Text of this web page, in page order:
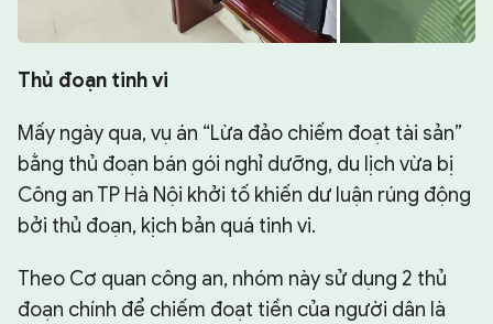
Thủ đoạn tinh vi
Mấy ngày qua, vụ án “Lừa đảo chiếm đoạt tài sản”
bằng thủ đoạn bán gói nghỉ dưỡng, du lịch vừa bị
Công an TP Hà Nội khởi tố khiến dư luận rúng động
bởi thủ đoạn, kịch bản quá tinh vi.
Theo Cơ quan công an, nhóm này sử dụng 2 thủ
đoạn chính để chiếm đoạt tiền của người dân là